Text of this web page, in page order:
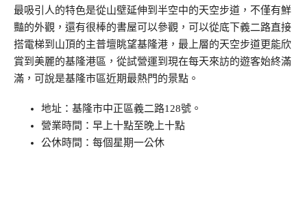
最吸引人的特色是從山壁延伸到半空中的天空步道，不僅有鮮
豔的外觀，還有很棒的書屋可以參觀，可以從底下義二路直接
搭電梯到山頂的主普壇眺望基隆港，最上層的天空步道更能欣
賞到美麗的基隆港區，從試營運到現在每天來訪的遊客始終滿
滿，可說是基隆市區近期最熱門的景點。
地址：基隆市中正區義二路128號。
營業時間：早上十點至晚上十點
公休時間：每個星期一公休